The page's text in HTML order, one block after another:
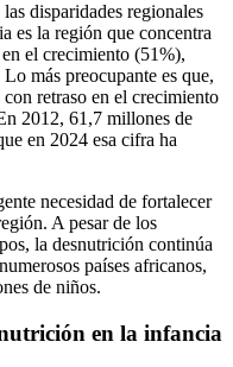
disparidades regionales
es la región que concentra
el crecimiento (51%),
más preocupante es que,
retraso en el crecimiento
2012, 61,7 millones de
en 2024 esa cifra ha
necesidad de fortalecer
A pesar de los
la desnutrición continúa
países africanos,
de niños.
en la infancia